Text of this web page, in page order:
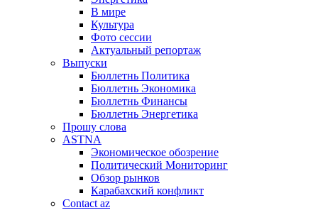
В мире
Культура
Фото сессии
Актуальный репортаж
Выпуски
Бюллетнь Политика
Бюллетнь Экономика
Бюллетнь Финансы
Бюллетнь Энергетика
Прошу слова
ASTNA
Экономическое обозрение
Политический Мониторинг
Обзор рынков
Карабахский конфликт
Contact az